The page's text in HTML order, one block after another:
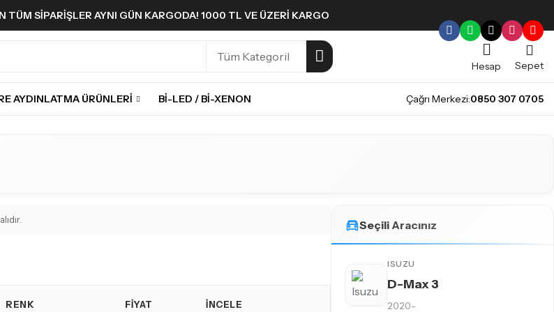
TÜM SIPARIŞLER AYNI GÜN KARGODA! 1000 TL VE ÜZERI KARGO
Hesap
Sepet
AYDINLATMA ÜRÜNLERI BI-LED / BI-XENON Çağrı Merkezi:0850 307 0705
RENK FIYAT İNCELE
Seçili Aracınız
ISUZU
D-Max 3
2020-